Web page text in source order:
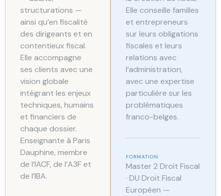
structurations —
ainsi qu’en fiscalité
des dirigeants et en
contentieux fiscal.
Elle accompagne
ses clients avec une
vision globale
intégrant les enjeux
techniques, humains
et financiers de
chaque dossier.
Enseignante à Paris
Dauphine, membre
de l’IACF, de l’A3F et
de l’IBA.
Elle conseille familles
et entrepreneurs
sur leurs obligations
fiscales et leurs
relations avec
l’administration,
avec une expertise
particulière sur les
problématiques
franco-belges.
FORMATION
Master 2 Droit Fiscal
· DU Droit Fiscal
Européen —